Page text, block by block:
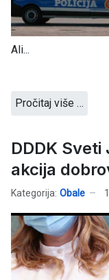
Ali...
Pročitaj više …
DDDK Sveti
akcija
Kategorija: Obale